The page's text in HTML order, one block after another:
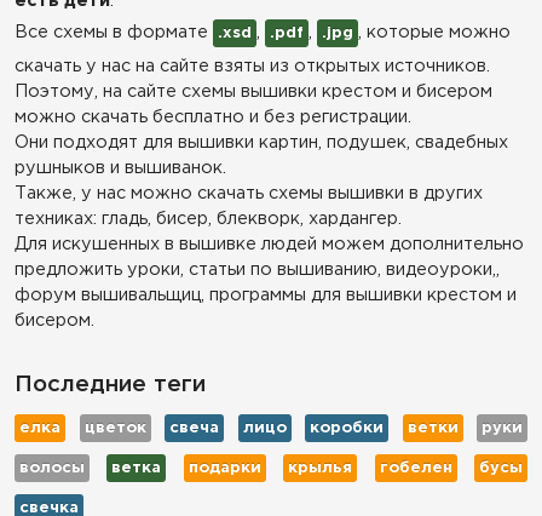
Все схемы в формате
.xsd .pdf .jpg , которые можно
скачать у нас на сайте взяты из открытых источников.
Поэтому, на сайте схемы вышивки крестом и бисером
можно скачать бесплатно и без регистрации.
Они подходят для вышивки картин, подушек, свадебных
рушныков и вышиванок.
Также, у нас можно скачать схемы вышивки в других
техниках: гладь, бисер, блекворк, хардангер.
Для искушенных в вышивке людей можем дополнительно
предложить уроки, статьи по вышиванию, видеоуроки,,
форум вышивальщиц, программы для вышивки крестом и
бисером.
Последние теги
елка цветок свеча лицо коробки ветки руки
волосы ветка подарки крылья гобелен бусы
свечка